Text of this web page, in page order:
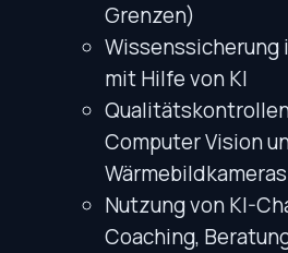
Grenzen)
mit Hilfe von KI
Computer Vision
Wärmebildkameras
Nutzung von KI-
Coaching,